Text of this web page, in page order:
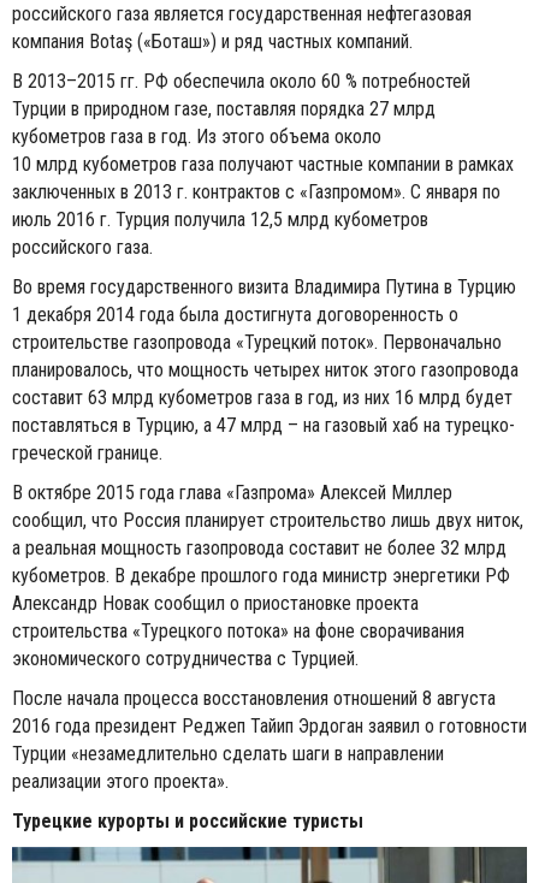
российского газа является государственная нефтегазовая
компания Botaş («Боташ») и ряд частных компаний.
В 2013–2015 гг. РФ обеспечила около 60 % потребностей
Турции в природном газе, поставляя порядка 27 млрд
кубометров газа в год. Из этого объема около
10 млрд кубометров газа получают частные компании в рамках
заключенных в 2013 г. контрактов с «Газпромом». С января по
июль 2016 г. Турция получила 12,5 млрд кубометров
российского газа.
Во время государственного визита Владимира Путина в Турцию
1 декабря 2014 года была достигнута договоренность о
строительстве газопровода «Турецкий поток». Первоначально
планировалось, что мощность четырех ниток этого газопровода
составит 63 млрд кубометров газа в год, из них 16 млрд будет
поставляться в Турцию, а 47 млрд – на газовый хаб на турецко-
греческой границе.
В октябре 2015 года глава «Газпрома» Алексей Миллер
сообщил, что Россия планирует строительство лишь двух ниток,
а реальная мощность газопровода составит не более 32 млрд
кубометров. В декабре прошлого года министр энергетики РФ
Александр Новак сообщил о приостановке проекта
строительства «Турецкого потока» на фоне сворачивания
экономического сотрудничества с Турцией.
После начала процесса восстановления отношений 8 августа
2016 года президент Реджеп Тайип Эрдоган заявил о готовности
Турции «незамедлительно сделать шаги в направлении
реализации этого проекта».
Турецкие курорты и российские туристы